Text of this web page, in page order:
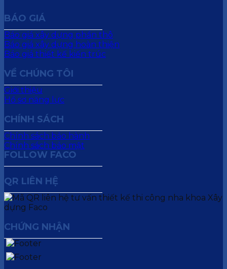
BÁO GIÁ
Báo giá xây dựng phần thô
Báo giá xây dựng hoàn thiện
Báo giá thiết kế kiến trúc
VỀ CHÚNG TÔI
Giới thiệu
Hồ sơ năng lực
CHÍNH SÁCH
Chính sách bảo hành
Chính sách bảo mật
FOLLOW FACO
QR LIÊN HỆ
CHỨNG NHẬN